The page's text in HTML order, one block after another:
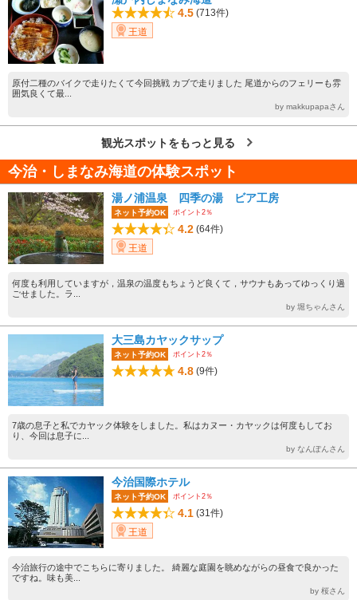
4.5 (713件)
王道
原付二種のバイクで走りたくて今回挑戦 カブで走りました 尾道からのフェリーも雰
囲気良くて最...
by makkupapaさん
観光スポットをもっと見る
今治・しまなみ海道の体験スポット
湯ノ浦温泉 四季の湯 ビア工房
ネット予約OK ポイント2％
4.2 (64件)
王道
何度も利用していますが，温泉の温度もちょうど良くて，サウナもあってゆっくり過
ごせました。ラ...
by 堀ちゃんさん
大三島カヤックサップ
ネット予約OK ポイント2％
4.8 (9件)
7歳の息子と私でカヤック体験をしました。私はカヌー・カヤックは何度もしてお
り、今回は息子に...
by なんぽんさん
今治国際ホテル
ネット予約OK ポイント2％
4.1 (31件)
王道
今治旅行の途中でこちらに寄りました。 綺麗な庭園を眺めながらの昼食で良かった
ですね。味も美...
by 桜さん